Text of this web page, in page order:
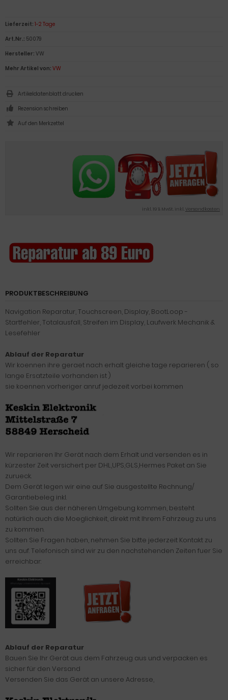
inkl. 19 % MwSt. inkl.Versandkosten
Lieferzeit: 1-2 Tage
Art.Nr.: 50079
Hersteller: VW
Mehr Artikel von: VW
Artikeldatenblatt drucken
Rezension schreiben
PRODUKTBESCHREIBUNG
Navigation Reparatur, Touchscreen, Display, BootLoop -
Startfehler, Totalausfall, Streifen im Display, Laufwerk Mechanik &
Lesefehler
Ablauf der Reparatur
Wir koennen ihre geraet nach erhalt gleiche tage reparieren ( so
lange Ersatzteile vorhanden ist )
sie koennen vorheriger anruf jedezeit vorbei kommen
Wir reparieren Ihr Gerät nach dem Erhalt und versenden es in
kürzester Zeit versichert per DHL,UPS,GLS,Hermes Paket an Sie
zurueck.
Dem Gerät legen wir eine auf Sie ausgestellte Rechnung/
Garantiebeleg inkl.
Sollten Sie aus der näheren Umgebung kommen, besteht
natürlich auch die Moeglichkeit, direkt mit Ihrem Fahrzeug zu uns
zu kommen.
Sollten Sie Fragen haben, nehmen Sie bitte jederzeit Kontakt zu
uns auf. Telefonisch sind wir zu den nachstehenden Zeiten fuer Sie
erreichbar:
Ablauf der Reparatur
Bauen Sie Ihr Gerät aus dem Fahrzeug aus und verpacken es
sicher für den Versand
Versenden Sie das Gerät an unsere Adresse,